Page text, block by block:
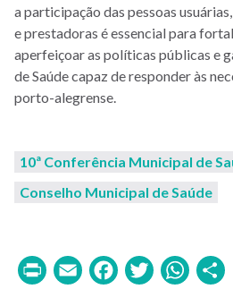
a participação das pessoas
e prestadoras é essencial para
aperfeiçoar as políticas públicas e
de Saúde capaz de responder às
porto-alegrense.
10ª Conferência Municipal de
Conselho Municipal de Saúde
PrintEmailFacebook